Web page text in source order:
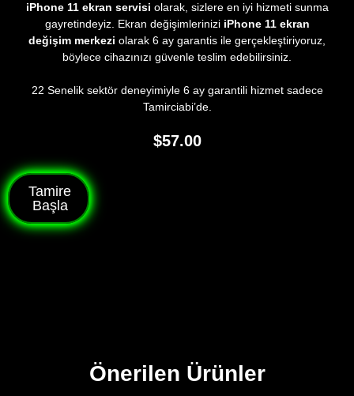
iPhone 11 ekran servisi olarak, sizlere en iyi hizmeti sunma
gayretindeyiz. Ekran değişimlerinizi iPhone 11 ekran
değişim merkezi olarak 6 ay garantis ile gerçekleştiriyoruz,
böylece cihazınızı güvenle teslim edebilirsiniz.
22 Senelik sektör deneyimiyle 6 ay garantili hizmet sadece
Tamirciabi’de.
$57.00
Tamire
Başla
Önerilen Ürünler